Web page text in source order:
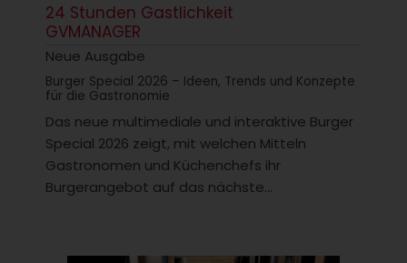
24 Stunden Gastlichkeit
GVMANAGER
Neue Ausgabe
Burger Special 2026 – Ideen, Trends und Konzepte
für die Gastronomie
Das neue multimediale und interaktive Burger
Special 2026 zeigt, mit welchen Mitteln
Gastronomen und Küchenchefs ihr
Burgerangebot auf das nächste...